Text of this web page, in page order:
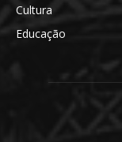
Cultura
Educação